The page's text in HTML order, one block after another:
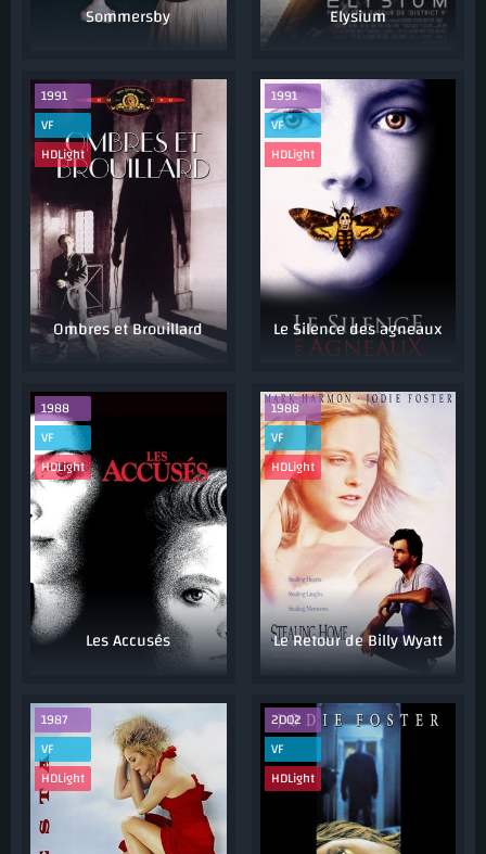
Sommersby Elysium
Ombres et Brouillard
1991
VF
HDLight
Le Silence des agneaux
1991
VF
HDLight
Les Accusés
1988
VF
HDLight
Le Retour de Billy Wyatt
1988
VF
HDLight
1987
VF
HDLight
2002
VF
HDLight